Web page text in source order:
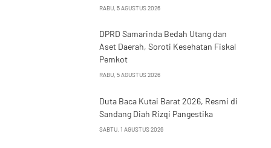
RABU, 5 AGUSTUS 2026
DPRD Samarinda Bedah Utang dan
Aset Daerah, Soroti Kesehatan Fiskal
Pemkot
RABU, 5 AGUSTUS 2026
Duta Baca Kutai Barat 2026, Resmi di
Sandang Diah Rizqi Pangestika
SABTU, 1 AGUSTUS 2026